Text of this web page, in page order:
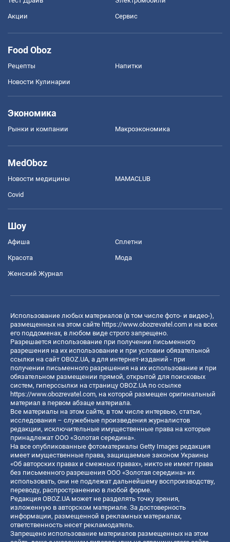
Акции Сервис
Food Oboz
Рецепты Напитки
Новости Кулинарии
Экономика
Рынки и компании Mакроэкономика
MedOboz
Новости медицины MAMACLUB
Covid
Шоу
Афиша Сплетни
Красота Мода
Женский Журнал
Использование любых материалов (в том числе фото- и видео-),
размещенных на этом сайте https://www.obozrevatel.com и на всех
его поддоменах, в любом виде строго запрещено.
Разрешается использование при получении письменного
разрешения на их использование и при условии обязательной
ссылки на сайт OBOZ.UA, а для интернет-изданий - при
получении письменного разрешения на их использование и при
обязательном размещении прямой, открытой для поисковых
систем, гиперссылки на страницу OBOZ.UA по ссылке
https://www.obozrevatel.com, на которой размещен оригинальный
материал в первом абзаце материала.
Все материалы на этом сайте, в том числе интервью, статьи,
исследования – служебные произведения журналистов
редакции, исключительные имущественные права на которые
принадлежат ООО «Золотая середина».
На все опубликованные фотоматериалы Getty Images редакция
имеет имущественные права, защищаемые законом Украины
«Об авторских правах и смежных правах», никто не имеет права
без письменного разрешения ООО «Золотая середина» их
использовать, они не подлежат дальнейшему воспроизводству,
переводу, распространению в любой форме.
Редакция OBOZ.UA может не разделять точку зрения,
изложенную в авторском материале. За достоверность
информации, размещенной в рекламных материалах,
ответственность несет рекламодатель.
Запрещено использование материалов размещенных на этом